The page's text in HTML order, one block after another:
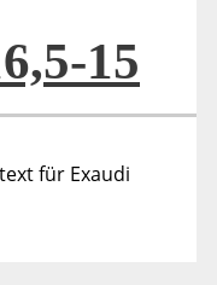
15
für Exaudi